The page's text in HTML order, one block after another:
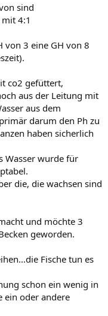
sind
4:1
von 3 eine GH von 8
co2 gefüttert,
aus der Leitung mit
aus dem
darum den Ph zu
haben sicherlich
Wasser wurde für
die, die wachsen sind
und möchte 3
geworden.
Fische tun es
schon ein wenig in
ein oder andere